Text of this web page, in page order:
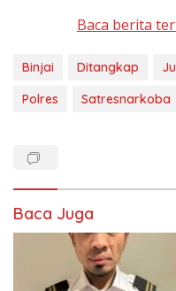
Baca berita
Binjai Ditangkap
Polres
Satresnarkoba
Baca Juga